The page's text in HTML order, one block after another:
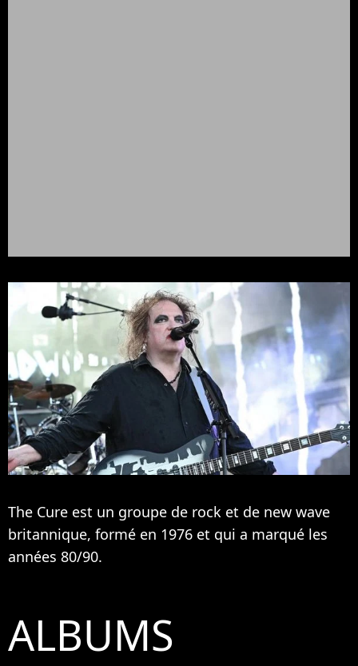
The Cure est un groupe de rock et de new wave
britannique, formé en 1976 et qui a marqué les
années 80/90.
ALBUMS